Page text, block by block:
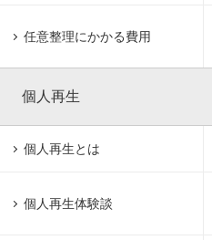
任意整理にかかる費用
個人再生
個人再生とは
個人再生体験談